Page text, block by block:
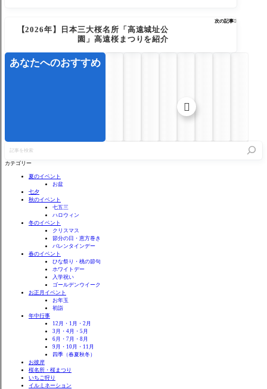
次の記事
【2026年】日本三大桜名所「高遠城址公
園」高遠桜まつりを紹介
を
カテゴリー
夏のイベント
お盆
七夕
秋のイベント
七五三
ハロウィン
冬のイベント
クリスマス
節分の日・恵方巻き
バレンタインデー
春のイベント
ひな祭り・桃の節句
ホワイトデー
入学祝い
ゴールデンウイーク
お正月イベント
お年玉
初詣
年中行事
12月・1月・2月
3月・4月・5月
6月・7月・8月
9月・10月・11月
四季（春夏秋冬）
お彼岸
桜名所・桜まつり
いちご狩り
イルミネーション
あなたへのおすすめ
